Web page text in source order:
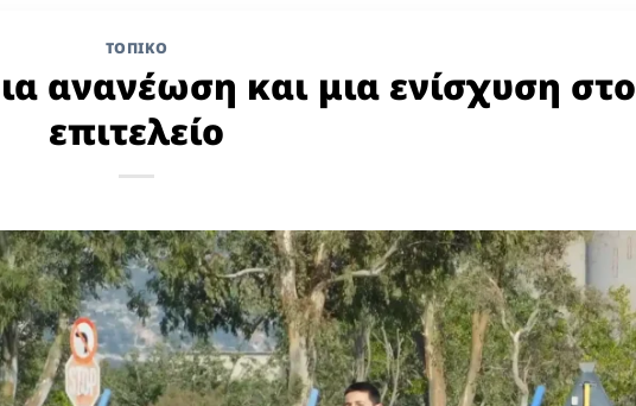
ΤΟΠΙΚΌ
ανανέωση και μια ενίσχυση στο
επιτελείο